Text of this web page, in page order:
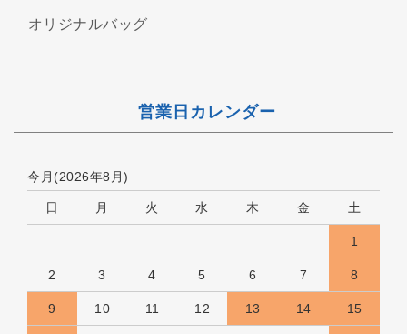
オリジナルバッグ
営業日カレンダー
今月(2026年8月)
日 月 火 水 木 金 土
1
2 3 4 5 6 7 8
9 10 11 12 13 14 15